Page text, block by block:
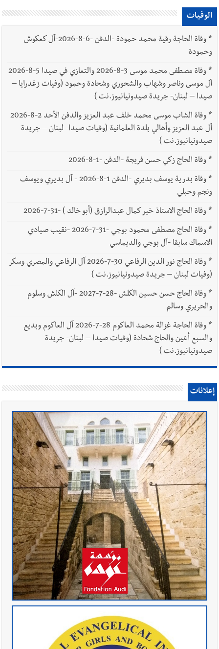
الوفيات
*
وفاة الحاجة رقية محمد حمودة -الدفن -6-8-2026-آل كعكوش
وحمودة
*
وفاة مصطفى محمد موسى 3-8-2026 والتعازي في صيدا 5-8-2026
آل موسى وناصر وشهاب والشحوري وشحادة وحمود (وفيات زغدرايا –
صيدا – لبنان- جريدة صيدونيانيوز.نت )
*
وفاة الشاب موسى محمد خلف عبد العزيز والدفن الأحد 2-8-2026
آل عبد العزيز وأهالي بلدة العلمانية (وفيات صيدا- لبنان – جريدة
صيدونيانيوز.نت )
*وفاة الحاج زكي حسن فريجة -الدفن -1-8-2026
*
وفاة بدرية يوسف بديري -الدفن 1-8-2026 - آل بديري ويوسف
ونجم وحبلي
*وفاة الحاج الاستاذ خير كمال عبدالرازق (أبو خالد ) -31-7-2026
*
وفاة الحاج مصطفى محمود بوجي -31-7-2026 -نقيب صيادي
الاسماك سابقا -آل بوجي والديماسي
*
وفاة الحاج نور الدين الرفاعي 30-7-2026 آل الرفاعي والمصري وسكر
(وفيات لبنان – جريدة صيدونيانيوز.نت )
*
وفاة الحاج حسن حسين الكلش -28-7-2027 -آل الكلش وسلوم
والحريري وسالم
*
وفاة الحاجة غزالة محمد العاكوم 28-7-2026 آل العاكوم وبديع
والسبع أعين والحاج شحادة (وفيات صيدا – لبنان- جريدة
صيدونيانيوز.نت )
إعلانات